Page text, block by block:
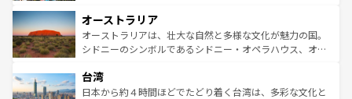
部のニューオーリンズでは、音楽と美食が融合した独特の
文化が魅力。旅行者はアメリカの各地域で異なる魅力を楽
しみながら、その多様性と豊かな歴史を感じることができ
ならではの贅沢な旅のスタイルだ。 なお、新着のアメリカ
情報はコンテンツ一覧を参照してほしい。
ワイ島は見逃せない。また、定番の観光地といえばオアフ
島だが、静かな自然を求めるならマウイ島やカウアイ島が
おすすめ。エメラルドグリーンに輝く海をはじめ、豊かな
れるおもてなしの心で訪れる人々を迎えてくれるハワイの
人々、おいしいローカルフードやハワイアンミュージッ
オーストラリア
オーストラリアは、壮大な自然と多様な文化が魅力の国。
シドニーのシンボルであるシドニー・オペラハウス、オー
リアリーフや大陸中央部にそびえるウルル（エアーズロッ
ク）、タスマニアの美しい原生林やケアンズの熱帯雨林な
台湾
日本から約４時間ほどでたどり着く台湾は、多彩な文化と